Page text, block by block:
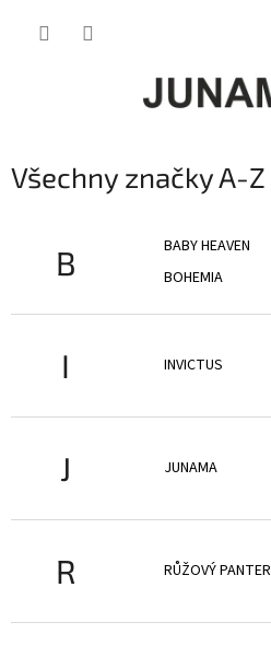
Všechny značky A-Z
B
BABY HEAVEN
BOHEMIA
I INVICTUS
J JUNAMA
R RŮŽOVÝ PANTER